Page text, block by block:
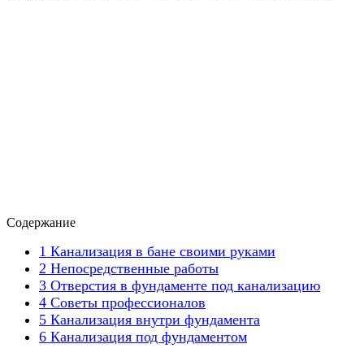
Содержание
1 Канализация в бане своими руками
2 Непосредственные работы
3 Отверстия в фундаменте под канализацию
4 Советы профессионалов
5 Канализация внутри фундамента
6 Канализация под фундаментом